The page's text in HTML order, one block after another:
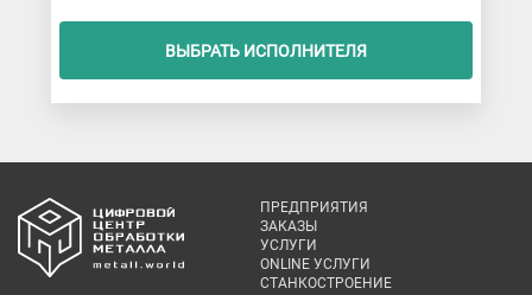
ВЫБРАТЬ ИСПОЛНИТЕЛЯ
ПРЕДПРИЯТИЯ
ЗАКАЗЫ
УСЛУГИ
ONLINE УСЛУГИ
СТАНКОСТРОЕНИЕ